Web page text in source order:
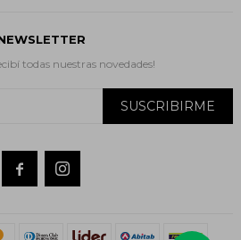
todas nuestras novedades!
SUSCRIBIRME
 